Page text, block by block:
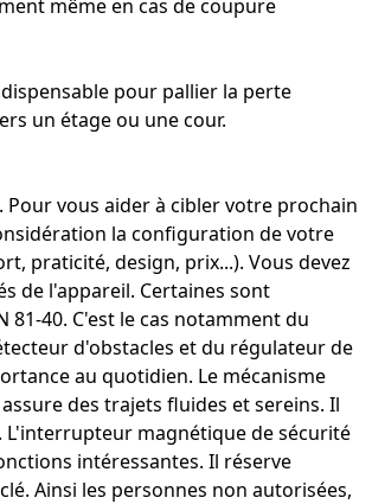
même en cas de coupure
pour pallier la perte
un étage ou une cour.
vous aider à cibler votre prochain
la configuration de votre
praticité, design, prix...). Vous devez
de l'appareil. Certaines sont
81-40. C'est le cas notamment du
d'obstacles et du régulateur de
au quotidien. Le mécanisme
des trajets fluides et sereins. Il
interrupteur magnétique de sécurité
intéressantes. Il réserve
Ainsi les personnes non autorisées,